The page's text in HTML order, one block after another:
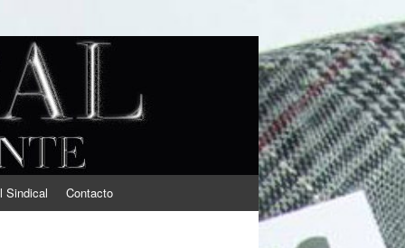
Sindical Contacto